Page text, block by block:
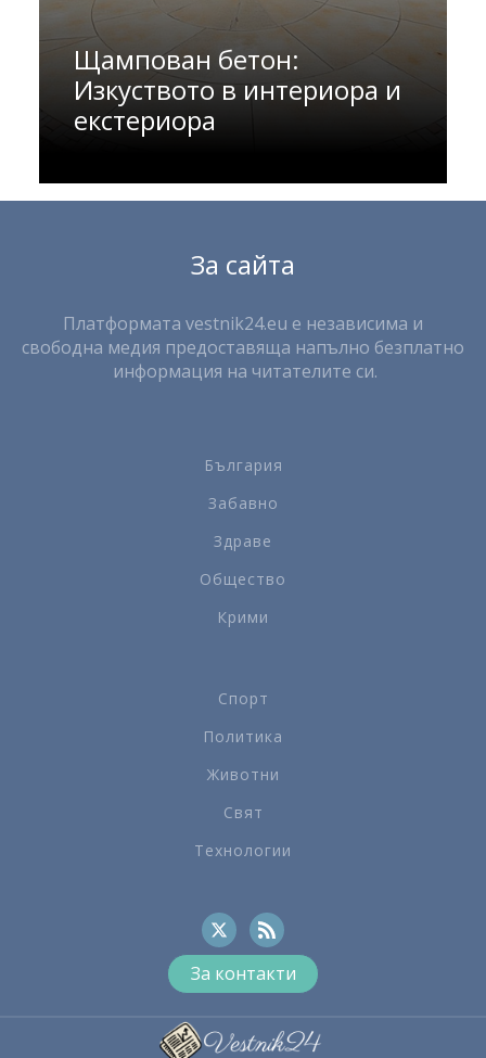
Щампован бетон:
Изкуството в интериора и
екстериора
За сайта
Платформата vestnik24.eu е независима и
свободна медия предоставяща напълно безплатно
информация на читателите си.
България
Забавно
Здраве
Общество
Крими
Спорт
Политика
Животни
Свят
Технологии
За контакти